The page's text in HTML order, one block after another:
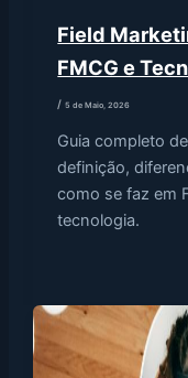
Field
FMCG e
/5 de Maio, 2026
Guia completo
definição,
como se faz em
tecnologia.